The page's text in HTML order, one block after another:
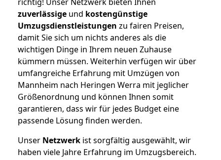
zuverlässige und kostengünstige
Umzugsdienstleistungen zu fairen Preisen,
damit Sie sich um nichts anderes als die
wichtigen Dinge in Ihrem neuen Zuhause
kümmern müssen. Weiterhin verfügen wir über
umfangreiche Erfahrung mit Umzügen von
Mannheim nach Heringen Werra mit jeglicher
Größenordnung und können Ihnen somit
garantieren, dass wir für jedes Budget eine
passende Lösung finden werden.
Unser Netzwerk ist sorgfältig ausgewählt, wir
haben viele Jahre Erfahrung im Umzugsbereich.